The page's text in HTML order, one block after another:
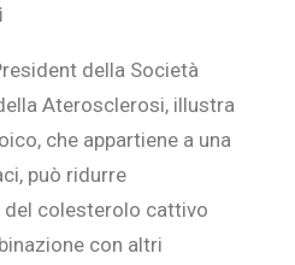
della Società
Aterosclerosi, illustra
che appartiene a una
può ridurre
colesterolo cattivo
con altri